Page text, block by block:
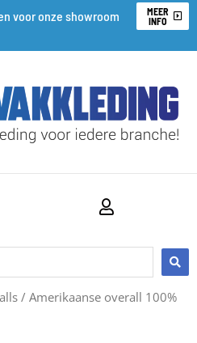
voor onze showroom
MEER
INFO
/ Amerikaanse overall 100%